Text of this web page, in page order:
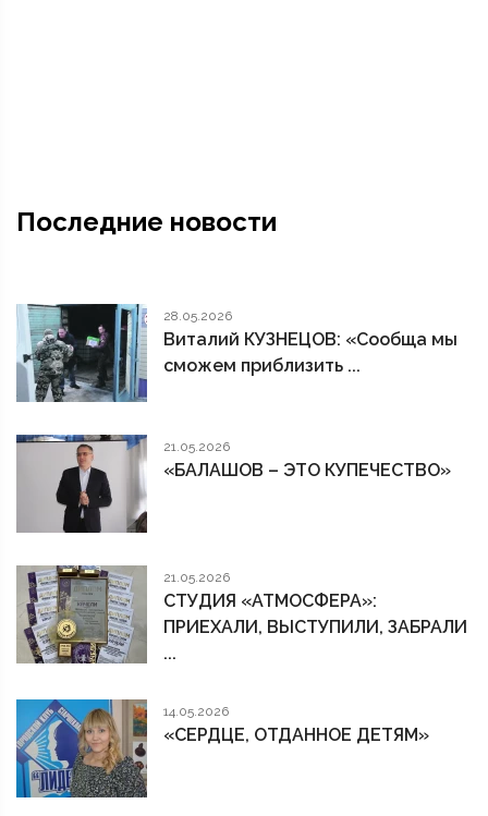
Последние новости
28.05.2026
Виталий КУЗНЕЦОВ: «Сообща мы
сможем приблизить ...
21.05.2026
«БАЛАШОВ – ЭТО КУПЕЧЕСТВО»
21.05.2026
СТУДИЯ «АТМОСФЕРА»:
ПРИЕХАЛИ, ВЫСТУПИЛИ, ЗАБРАЛИ
...
14.05.2026
«СЕРДЦЕ, ОТДАННОЕ ДЕТЯМ»